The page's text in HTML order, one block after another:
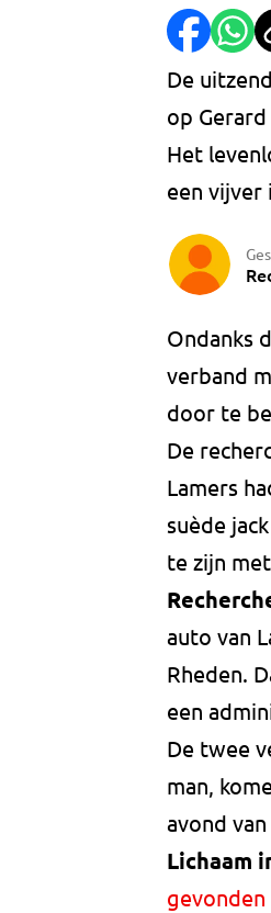
De
op
Het
een vijver
Ondanks
verband
door te
De
Lamers
suède
te zijn
auto van
Rheden.
een
De twee
man,
avond
Lichaam